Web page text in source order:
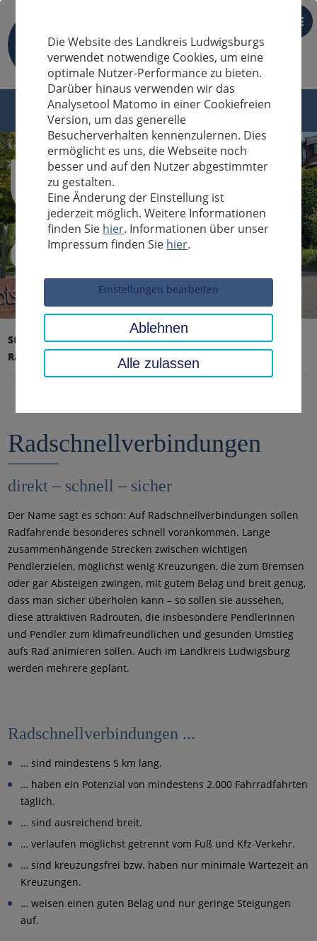
DE
Sucheingabe
Startseite
Verkehr, Sicherheit, Ordnung
Radverkehr
Radschnellwege
Radschnellverbindungen
direkt – schnell – sicher
Der Name sagt es schon: Auf Radschnellverbindungen sollen
Radfahrende besonderes schnell vorankommen. Lange
zusammenhängende Strecken zwischen wichtigen
Pendlerzielen, möglichst wenig Kreuzungen, die zum Bremsen
oder gar Absteigen zwingen, mit gutem Belag und breit genug,
dass man sicher überholen kann – so sollen sie aussehen,
diese attraktiven Radrouten, die insbesondere Pendlerinnen
und Pendler zum klimafreundlichen und gesunden Umstieg
aufs Rad animieren sollen. Auch im Landkreis Ludwigsburg
werden mehrere geplant.
Radschnellverbindungen ...
… sind mindestens 5 km lang.
… haben ein Potenzial von mindestens 2.000 Fahrradfahrten
täglich.
… sind ausreichend breit.
… verlaufen möglichst getrennt vom Fuß und Kfz-Verkehr.
… sind kreuzungsfrei bzw. haben nur minimale Wartezeit an
Kreuzungen.
… weisen einen guten Belag und nur geringe Steigungen
auf.
Die Website des Landkreis Ludwigsburgs
verwendet notwendige Cookies, um eine
optimale Nutzer-Performance zu bieten.
Darüber hinaus verwenden wir das
Analysetool Matomo in einer Cookiefreien
Version, um das generelle
Besucherverhalten kennenzulernen. Dies
ermöglicht es uns, die Webseite noch
besser und auf den Nutzer abgestimmter
zu gestalten.
Eine Änderung der Einstellung ist
jederzeit möglich. Weitere Informationen
finden Sie hier. Informationen über unser
Impressum finden Sie hier.
Einstellungen bearbeiten
Ablehnen
Alle zulassen